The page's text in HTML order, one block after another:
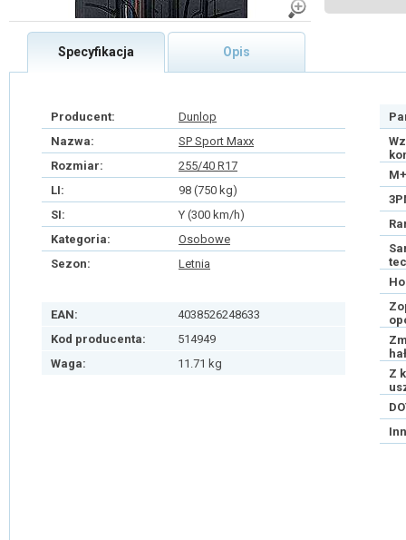
Specyfikacja Opis
Producent:
Dunlop
Nazwa:
SP Sport Maxx
Rozmiar:
255/40 R17
LI:
98 (750 kg)
SI:
Y (300 km/h)
Kategoria:
Osobowe
Sezon:
Letnia
EAN:
4038526248633
Kod producenta:
514949
Waga:
11.71 kg
Z